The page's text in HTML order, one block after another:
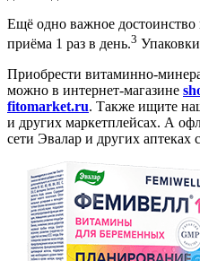
Ещё одно важное
приёма 1 раз в день.3
Приобрести витаминно-
можно в интернет-магазине
fitomarket.ru. Также ищите
и других маркетплейсах. А
сети Эвалар и других аптеках